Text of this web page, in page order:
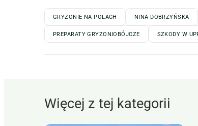
GRYZONIE NA POLACH NINA DOBRZYŃSKA
PREPARATY GRYZONIOBÓJCZE SZKODY W
Więcej z tej kategorii